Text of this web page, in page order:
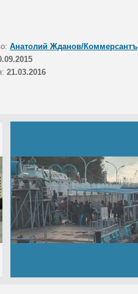
Анатолий Жданов/Коммерсантъ
21.03.2016